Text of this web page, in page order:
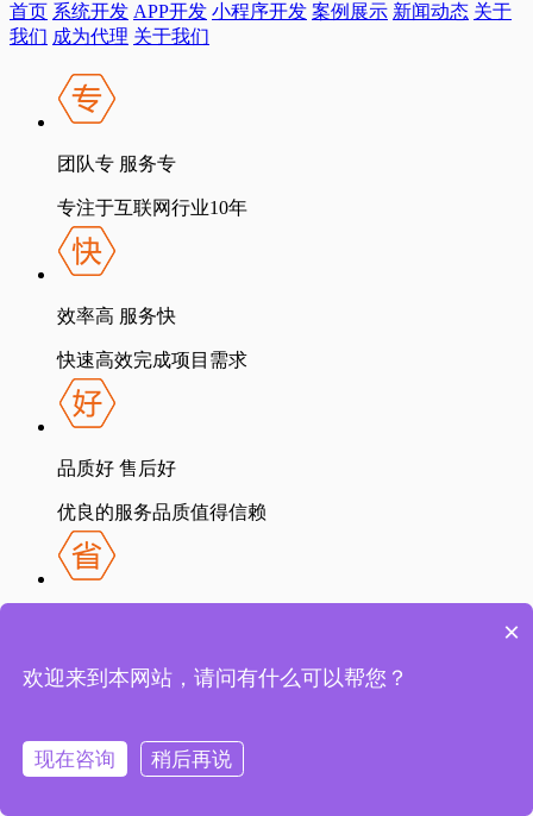
首页 系统开发 APP开发 小程序开发 案例展示 新闻动态 关于
我们 成为代理 关于我们
团队专 服务专
专注于互联网行业10年
效率高 服务快
快速高效完成项目需求
品质好 售后好
优良的服务品质值得信赖
一站式服务省钱省心
频小程序
×
欢迎来到本网站，请问有什么可以帮您？
现在咨询 稍后再说